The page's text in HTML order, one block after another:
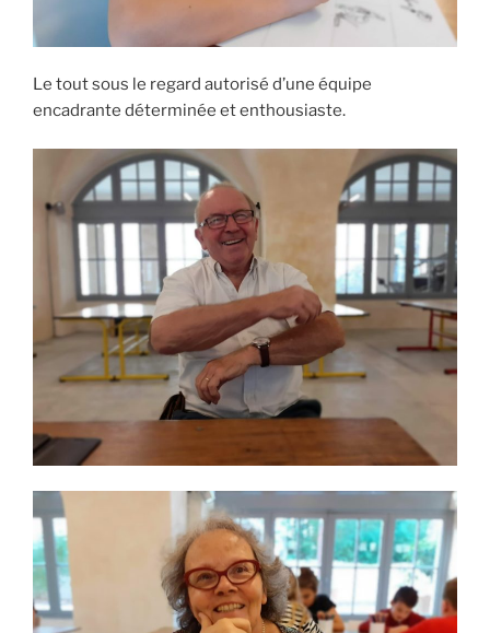
Le tout sous le regard autorisé d’une équipe
encadrante déterminée et enthousiaste.